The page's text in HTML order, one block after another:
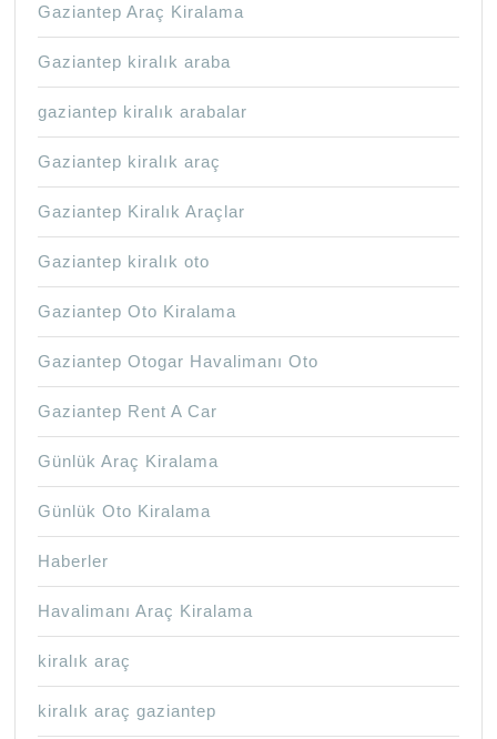
Gaziantep Araç Kiralama
Gaziantep kiralık araba
gaziantep kiralık arabalar
Gaziantep kiralık araç
Gaziantep Kiralık Araçlar
Gaziantep kiralık oto
Gaziantep Oto Kiralama
Gaziantep Otogar Havalimanı Oto
Gaziantep Rent A Car
Günlük Araç Kiralama
Günlük Oto Kiralama
Haberler
Havalimanı Araç Kiralama
kiralık araç
kiralık araç gaziantep